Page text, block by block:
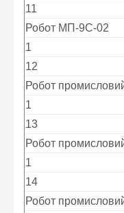
11
Робот МП-9С-02
1
12
Робот
1
13
Робот
1
14
Робот